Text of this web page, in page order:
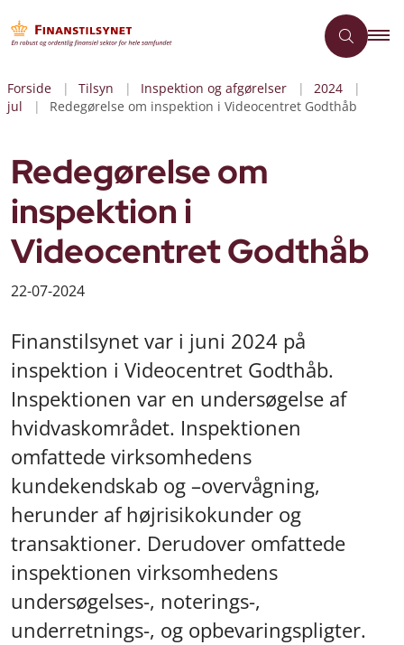
Forside Tilsyn Inspektion og afgørelser
2024
jul
Redegørelse om inspektion i Videocentret Godthåb
Redegørelse om
inspektion i
Videocentret Godthåb
22-07-2024
Finanstilsynet var i juni 2024 på
inspektion i Videocentret Godthåb.
Inspektionen var en undersøgelse af
hvidvaskområdet. Inspektionen
omfattede virksomhedens
kundekendskab og –overvågning,
herunder af højrisikokunder og
transaktioner. Derudover omfattede
inspektionen virksomhedens
undersøgelses-, noterings-,
underretnings-, og opbevaringspligter.